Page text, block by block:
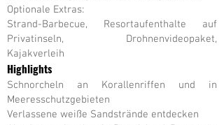
Optionale Extras:
Strand-Barbecue, Resortaufenthalte auf
Privatinseln, Drohnenvideopaket,
Kajakverleih
Highlights
Schnorcheln an Korallenriffen und in
Meeresschutzgebieten
Verlassene weiße Sandstrände entdecken